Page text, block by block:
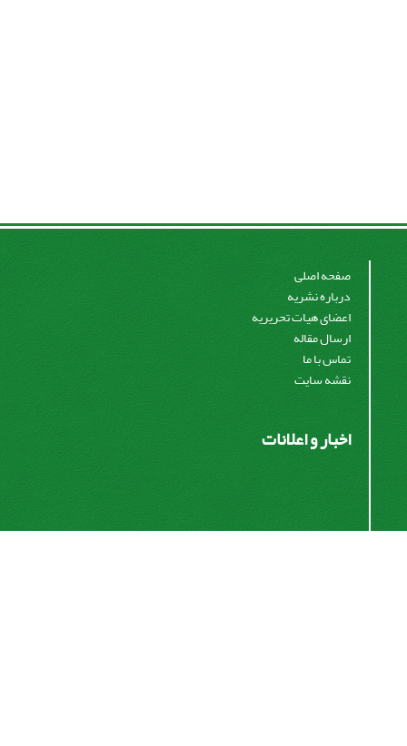
صفحه اصلی
درباره نشریه
اعضای هیات تحریریه
ارسال مقاله
تماس با ما
نقشه سایت
اخبار و اعلانات